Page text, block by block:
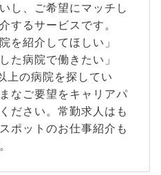
し、ご希望にマッチし
するサービスです。
を紹介してほしい」
た病院で働きたい」
上の病院を探してい
なご要望をキャリアパ
ださい。常勤求人はも
ポットのお仕事紹介も